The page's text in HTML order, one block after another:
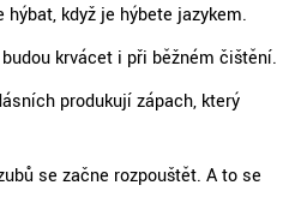
hýbat, když je hýbete jazykem.
krvácet i při běžném čištění.
produkují zápach, který
se začne rozpouštět. A to se